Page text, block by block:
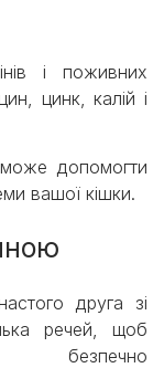
і поживних
цинк, калій і
може допомогти
вашої кішки.
друга зі
речей, щоб
безпечно